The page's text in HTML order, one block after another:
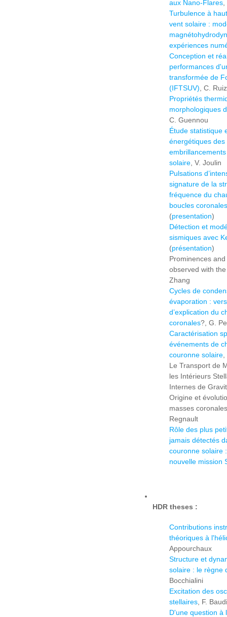
aux Nano-Flares
Turbulence à
vent solaire :
expériences
Conception et
performances
transformée de
(IFTSUV) , C.
Propriétés
morphologiques
C. Guennou
Étude statistique
énergétiques des
solaire , V. Joulin
Pulsations
signature de la
fréquence du
boucles
(presentation)
Détection et
sismiques avec
(présentation)
Prominences
observed with
Zhang
Cycles de
évaporation :
d’explication du
coronales?, G.
Caractérisation
événements de
couronne solaire
Le Transport de
les Intérieurs
Internes de
Origine et
masses
Regnault
Rôle des plus
jamais détectés
couronne solaire
nouvelle mission
HDR theses :
Contributions
théoriques à
Appourchaux
Structure et
solaire : le règne
Bocchialini
Excitation des
stellaires , F.
D'une question à